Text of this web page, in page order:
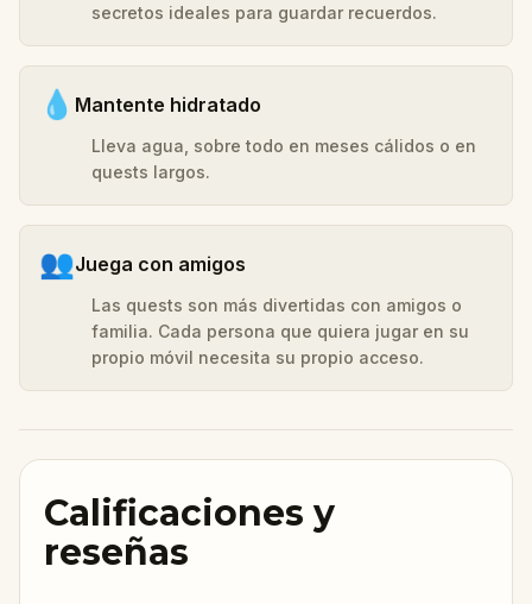
secretos ideales para guardar recuerdos.
💧 Mantente hidratado
Lleva agua, sobre todo en meses cálidos o en
quests largos.
👥Juega con amigos
Las quests son más divertidas con amigos o
familia. Cada persona que quiera jugar en su
propio móvil necesita su propio acceso.
Calificaciones y
reseñas